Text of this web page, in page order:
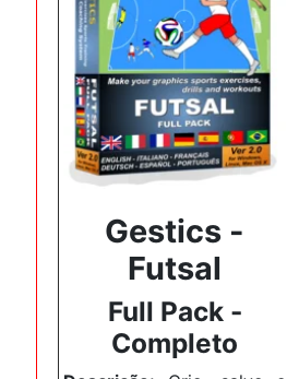
Gestics -
Futsal
Full Pack -
Completo